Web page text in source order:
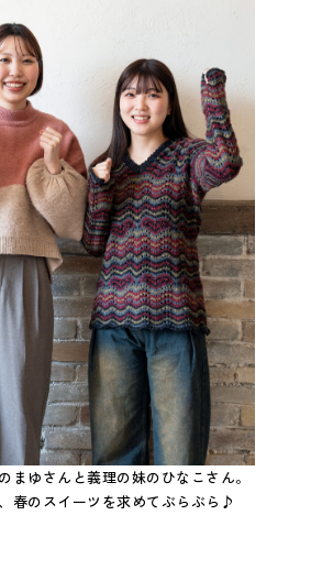
まゆさんと義理の妹のひなこさん。
春のスイーツを求めてぶらぶら♪